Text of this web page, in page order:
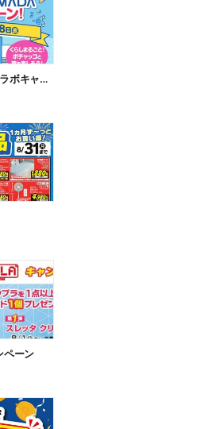
POCHACCO×YAMADA コラボキャンペーン!
ペーン